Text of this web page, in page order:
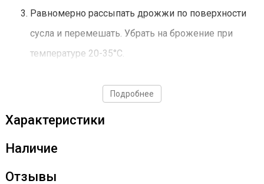
Равномерно рассыпать дрожжи по поверхности
сусла и перемешать. Убрать на брожение при
температуре 20-35°С.
Подробнее
Характеристики
Наличие
Отзывы